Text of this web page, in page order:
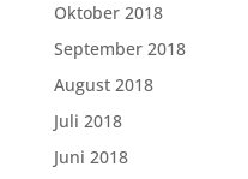
Oktober 2018
September 2018
August 2018
Juli 2018
Juni 2018